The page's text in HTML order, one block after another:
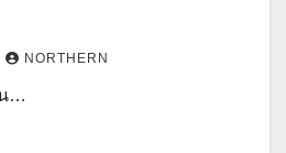
NORTHERN
…